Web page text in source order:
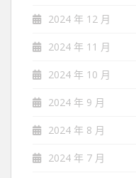
2024 年 12 月
2024 年 11 月
2024 年 10 月
2024 年 9 月
2024 年 8 月
2024 年 7 月